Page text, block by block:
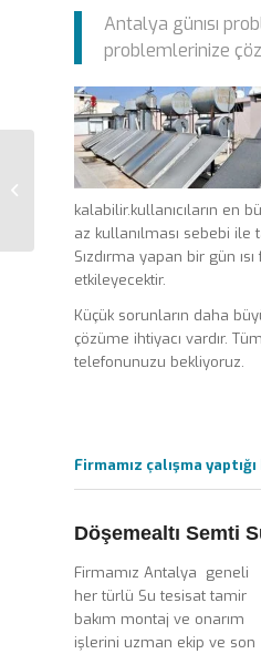
Antalya günısı
problemlerinize
kalabilir.kullanıcıların en
az kullanılması sebebi ile
Sızdırma yapan bir gün
etkileyecektir.
Küçük sorunların daha
çözüme ihtiyacı vardır.
telefonunuzu bekliyoruz.
Firmamız çalışma
Döşemealtı Semti
Firmamız Antalya geneli
her türlü Su tesisat tamir
bakım montaj ve onarım
işlerini uzman ekip ve son
Korkuteli